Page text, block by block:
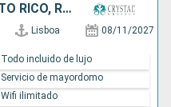
PORTUGAL, FRANCIA, PUERTO RICO, REPÚBLICA DOMINICANA, BAHAMAS, ESTADOS UNIDOS
Lisboa 08/11/2027
Todo incluido de lujo
Servicio de mayordomo
Wifi ilimitado